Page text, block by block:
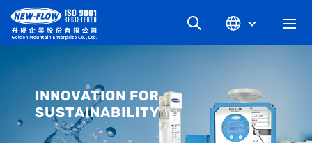
最新消息
INNOVATION FOR
SUSTAINABILITY